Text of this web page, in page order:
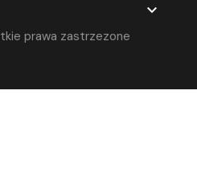

prawa zastrzezone